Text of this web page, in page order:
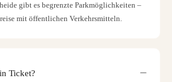
gibt es begrenzte Parkmöglichkeiten –
mit öffentlichen Verkehrsmitteln.
Ticket?